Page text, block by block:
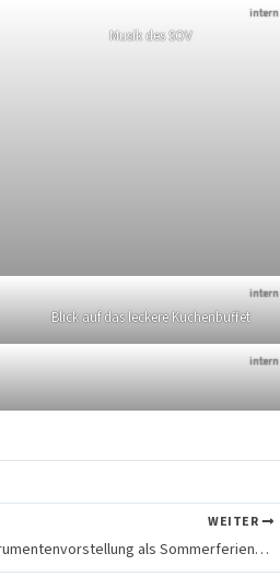
intern
Musik des SOV
intern
Blick auf das leckere Kuchenbuffet
intern
WEITER
Instrumentenvorstellung als Sommerferienaktion 2023